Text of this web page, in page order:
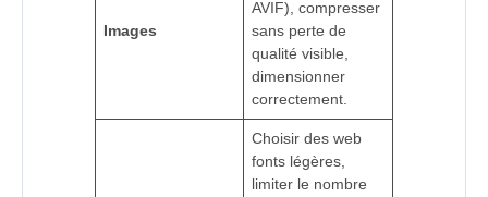
Images
AVIF), compresser
sans perte de
qualité visible,
dimensionner
correctement.
Choisir des web
fonts légères,
limiter le nombre